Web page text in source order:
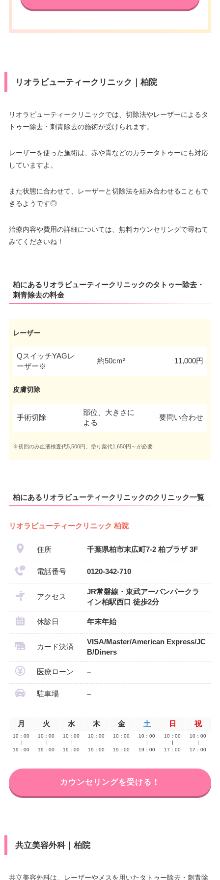
リオラビューティークリニック｜柏院
リオラビューティークリニックでは、切除法やレーザーによるタ
トゥー除去・刺青除去の施術が受けられます。
レーザーを使った施術は、赤や青などのカラータトゥーにも対応
していますよ。
また状態に合わせて、レーザーと切除法を組み合わせることもで
きるようです◎
治療内容や費用の詳細については、無料カウンセリングで尋ねて
みてくださいね！
柏にあるリオラビューティークリニックのタトゥー除去・
刺青除去の料金
レーザー
QスイッチYAGレ
ーザー※
約50cm² 11,000円
皮膚切除
手術切除
部位、大きさに
よる
要問い合わせ
※初回のみ血液検査代5,500円、塗り薬代1,650円～が必要
柏にあるリオラビューティークリニックのクリニック一覧
リオラビューティークリニック 柏院
住所 千葉県柏市末広町7-2 柏プラザ 3F
電話番号 0120-342-710
アクセス
JR常磐線・東武アーバンパークラ
イン柏駅西口 徒歩2分
休診日 年末年始
カード決済
VISA/Master/American Express/JC
B/Diners
医療ローン –
駐車場 –
月 火 水 木 金 土 日 祝
10：00
19：00
10：00
19：00
10：00
19：00
10：00
19：00
10：00
19：00
10：00
19：00
10：00
17：00
10：00
17：00
カウンセリングを受ける！
共立美容外科｜柏院
共立美容外科は、レーザーやメスを用いたタトゥー除去・刺青除